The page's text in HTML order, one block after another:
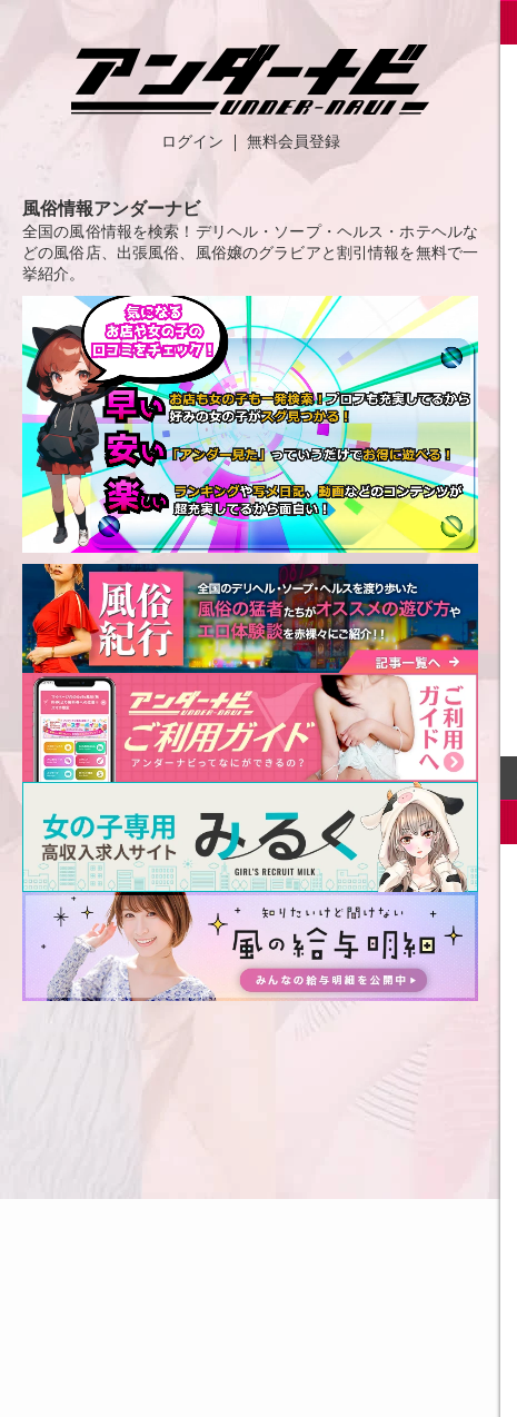
ログイン 無料会員登録
風俗情報アンダーナビ
全国の風俗情報を検索！デリヘル・ソープ・ヘルス・ホテヘルな
どの風俗店、出張風俗、風俗嬢のグラビアと割引情報を無料で一
挙紹介。